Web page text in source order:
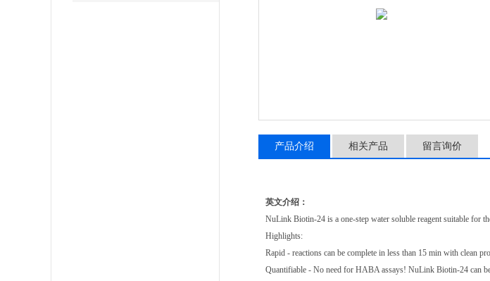
产品介绍 相关产品 留言询价
英文介绍：
NuLink Biotin-24 is a one-step water soluble reagent suitable for
Highlights:
Rapid - reactions can be complete in less than 15 min with clean
Quantifiable - No need for HABA assays! NuLink Biotin-24 can